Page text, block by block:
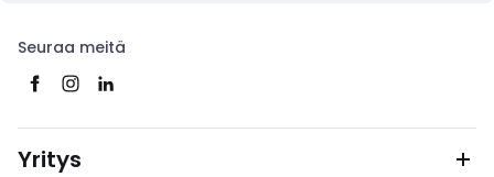
Seuraa meitä
Yritys